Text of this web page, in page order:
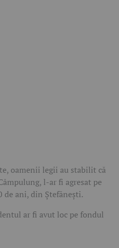
oamenii legii au stabilit că
l-ar fi agresat pe
de ani, din Ștefănești.
ar fi avut loc pe fondul